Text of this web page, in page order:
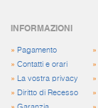
INFORMAZIONI
» Pagamento
» Contatti e orari
» La vostra privacy
» Diritto di Recesso
»
»
»
»